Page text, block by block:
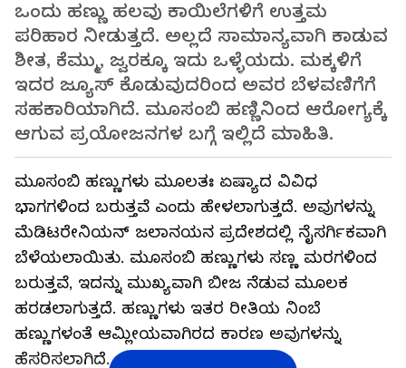
ಒಂದು ಹಣ್ಣು ಹಲವು ಕಾಯಿಲೆಗಳಿಗೆ ಉತ್ತಮ
ಪರಿಹಾರ ನೀಡುತ್ತದೆ. ಅಲ್ಲದೆ ಸಾಮಾನ್ಯವಾಗಿ ಕಾಡುವ
ಶೀತ, ಕೆಮ್ಮು, ಜ್ವರಕ್ಕೂ ಇದು ಒಳ್ಳೆಯದು. ಮಕ್ಕಳಿಗೆ
ಇದರ ಜ್ಯೂಸ್ ಕೊಡುವುದರಿಂದ ಅವರ ಬೆಳವಣಿಗೆಗೆ
ಸಹಕಾರಿಯಾಗಿದೆ. ಮೂಸಂಬಿ ಹಣ್ಣಿನಿಂದ ಆರೋಗ್ಯಕ್ಕೆ
ಆಗುವ ಪ್ರಯೋಜನಗಳ ಬಗ್ಗೆ ಇಲ್ಲಿದೆ ಮಾಹಿತಿ.
ಮೂಸಂಬಿ ಹಣ್ಣುಗಳು ಮೂಲತಃ ಏಷ್ಯಾದ ವಿವಿಧ
ಭಾಗಗಳಿಂದ ಬರುತ್ತವೆ ಎಂದು ಹೇಳಲಾಗುತ್ತದೆ. ಅವುಗಳನ್ನು
ಮೆಡಿಟರೇನಿಯನ್ ಜಲಾನಯನ ಪ್ರದೇಶದಲ್ಲಿ ನೈಸರ್ಗಿಕವಾಗಿ
ಬೆಳೆಯಲಾಯಿತು. ಮೂಸಂಬಿ ಹಣ್ಣುಗಳು ಸಣ್ಣ ಮರಗಳಿಂದ
ಬರುತ್ತವೆ, ಇದನ್ನು ಮುಖ್ಯವಾಗಿ ಬೀಜ ನೆಡುವ ಮೂಲಕ
ಹರಡಲಾಗುತ್ತದೆ. ಹಣ್ಣುಗಳು ಇತರ ರೀತಿಯ ನಿಂಬೆ
ಹಣ್ಣುಗಳಂತೆ ಆಮ್ಲೀಯವಾಗಿರದ ಕಾರಣ ಅವುಗಳನ್ನು
ಹೆಸರಿಸಲಾಗಿದೆ.